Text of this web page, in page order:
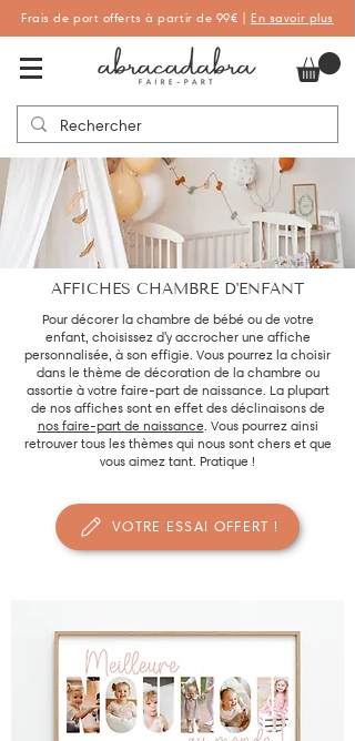
Frais de port offerts à partir de 99€ |En savoir plus
Abracadabra Faire-part, faire-part
personnalisés de naissance et de baptême
AFFICHES CHAMBRE D'ENFANT
Pour décorer la chambre de bébé ou de votre
enfant, choisissez d'y accrocher une affiche
personnalisée, à son effigie. Vous pourrez la choisir
dans le thème de décoration de la chambre ou
assortie à votre faire-part de naissance. La plupart
de nos affiches sont en effet des déclinaisons de
nos faire-part de naissance . Vous pourrez ainsi
retrouver tous les thèmes qui nous sont chers et que
vous aimez tant. Pratique !
VOTRE ESSAI OFFERT !